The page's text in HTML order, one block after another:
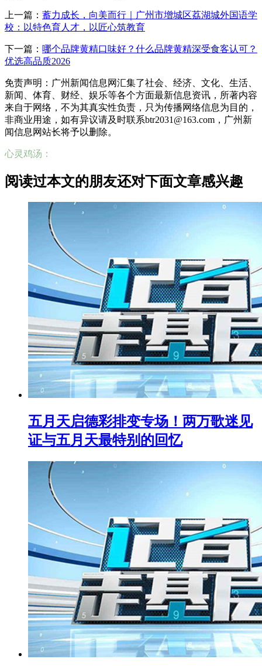
上一篇： 蓄力成长，向美而行｜广州市增城区荔湖城外国语学
校：以特色育人才，以匠心筑教育
下一篇： 哪个品牌黄精口味好？什么品牌黄精深受食客认可？
优选高品质2026
免责声明：广州新闻信息网汇集了社会、经济、文化、生活、
新闻、体育、财经、娱乐等各个方面最新信息资讯，所著内容
来自于网络，不为其真实性负责，只为传播网络信息为目的，
非商业用途，如有异议请及时联系btr2031@163.com，广州新
闻信息网站长将予以删除。
心灵鸡汤：
阅读过本文的朋友还对下面文章感兴趣
五月天启德彩排变专场！两万歌迷见
证与五月天最特别的回忆